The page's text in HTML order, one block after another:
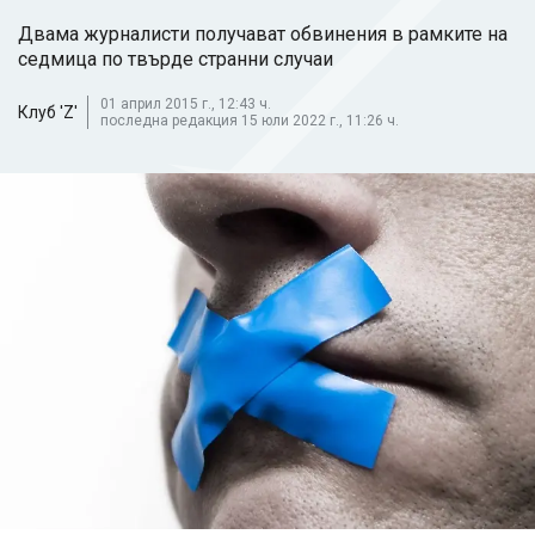
Двама журналисти получават обвинения в рамките на
седмица по твърде странни случаи
Клуб 'Z'
01 април 2015 г., 12:43 ч.
последна редакция 15 юли 2022 г., 11:26 ч.